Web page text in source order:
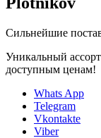
Сильнейшие
Уникальный
доступным ценам!
Whats App
Telegram
Vkontakte
Viber